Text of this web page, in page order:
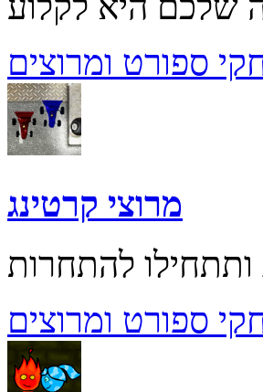
ספורט ומרוצים
מרוצי קרטינג
ספורט ומרוצים